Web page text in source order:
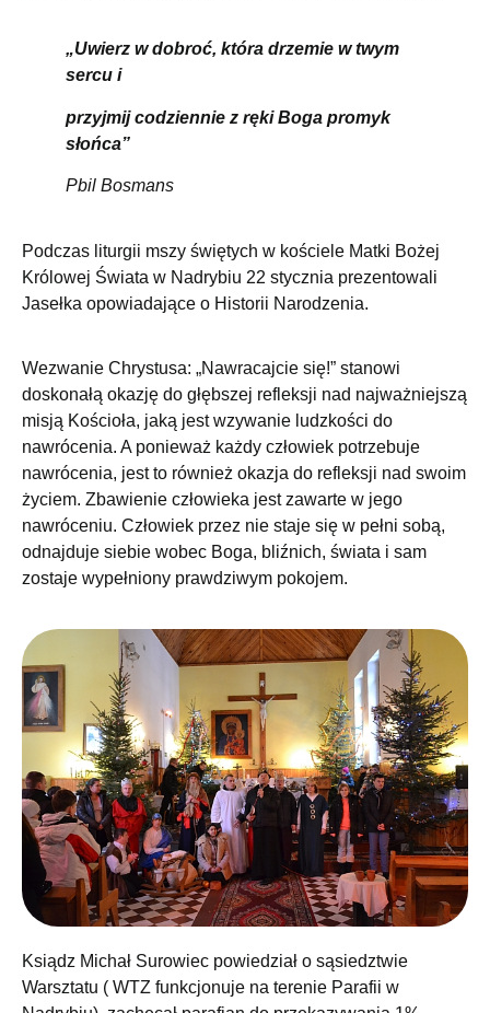
„Uwierz w dobroć, która drzemie w twym
sercu i
przyjmij codziennie z ręki Boga promyk
słońca”
Pbil Bosmans
Podczas liturgii mszy świętych w kościele Matki Bożej
Królowej Świata w Nadrybiu 22 stycznia prezentowali
Jasełka opowiadające o Historii Narodzenia.
Wezwanie Chrystusa: „Nawracajcie się!” stanowi
doskonałą okazję do głębszej refleksji nad najważniejszą
misją Kościoła, jaką jest wzywanie ludzkości do
nawrócenia. A ponieważ każdy człowiek potrzebuje
nawrócenia, jest to również okazja do refleksji nad swoim
życiem. Zbawienie człowieka jest zawarte w jego
nawróceniu. Człowiek przez nie staje się w pełni sobą,
odnajduje siebie wobec Boga, bliźnich, świata i sam
zostaje wypełniony prawdziwym pokojem.
Ksiądz Michał Surowiec powiedział o sąsiedztwie
Warsztatu ( WTZ funkcjonuje na terenie Parafii w